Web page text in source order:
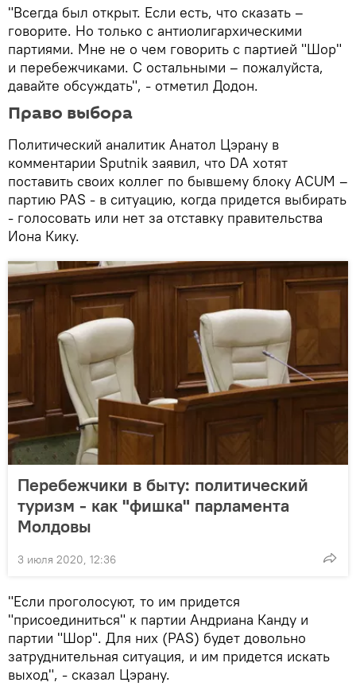
"Всегда был открыт. Если есть, что сказать –
говорите. Но только с антиолигархическими
партиями. Мне не о чем говорить с партией "Шор"
и перебежчиками. С остальными – пожалуйста,
давайте обсуждать", - отметил Додон.
Право выбора
Политический аналитик Анатол Цэрану в
комментарии Sputnik заявил, что DA хотят
поставить своих коллег по бывшему блоку ACUM –
партию PAS - в ситуацию, когда придется выбирать
- голосовать или нет за отставку правительства
Иона Кику.
Перебежчики в быту: политический
туризм - как "фишка" парламента
Молдовы
3 июля 2020, 12:36
"Если проголосуют, то им придется
"присоединиться" к партии Андриана Канду и
партии "Шор". Для них (PAS) будет довольно
затруднительная ситуация, и им придется искать
выход", - сказал Цэрану.